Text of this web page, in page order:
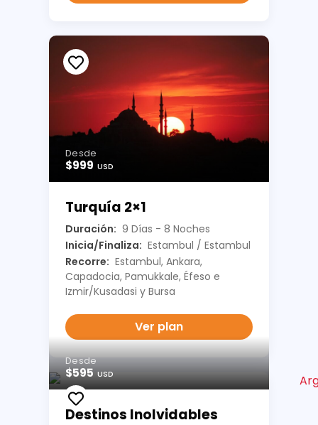
Desde
$999 USD
Turquía 2×1
Duración: 9 Días - 8 Noches
Inicia/Finaliza: Estambul / Estambul
Recorre: Estambul, Ankara,
Capadocia, Pamukkale, Éfeso e
Izmir/Kusadasi y Bursa
Ver plan
Desde
$595USD
Destinos Inolvidables